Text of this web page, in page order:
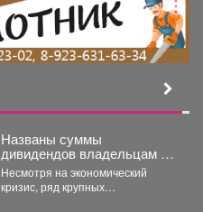
Названы суммы
дивидендов владельцам от
крупных компаний
Кузбасса
Несмотря на экономический
кризис, ряд крупных